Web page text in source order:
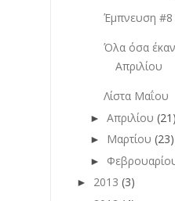
Έμπνευση #8
Όλα όσα
Απριλίου
Λίστα Μαΐου
► Απριλίου (21)
► Μαρτίου (23)
►
► 2013 (3)